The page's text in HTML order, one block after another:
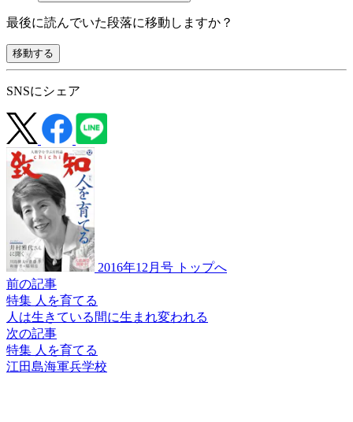
最後に読んでいた段落に移動しますか？
移動する
SNSにシェア
2016年12月号 トップへ
前の記事
特集 人を育てる
人は生きている間に生まれ変われる
次の記事
特集 人を育てる
江田島海軍兵学校